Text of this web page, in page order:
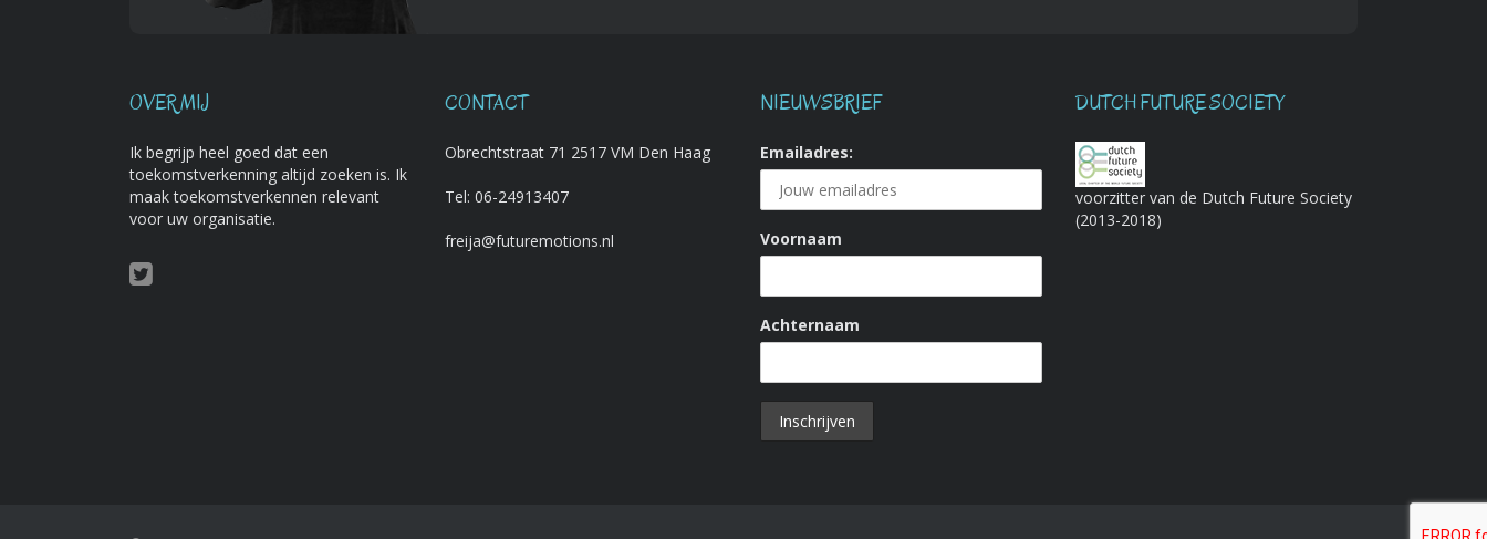
OVER MIJ
Ik begrijp heel goed dat een
toekomstverkenning altijd zoeken is. Ik
maak toekomstverkennen relevant
voor uw organisatie.
CONTACT
Obrechtstraat 71 2517 VM Den Haag
Tel: 06-24913407
freija@futuremotions.nl
NIEUWSBRIEF
Emailadres:
Voornaam
Achternaam
DUTCH FUTURE SOCIETY
voorzitter van de Dutch Future Society
(2013-2018)